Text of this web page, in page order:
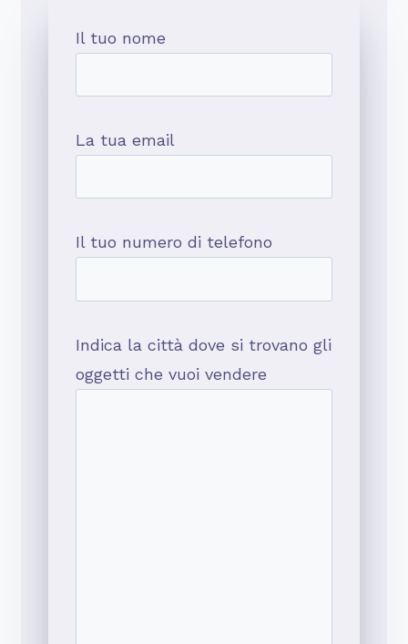
Il tuo nome
La tua email
Il tuo numero di telefono
Indica la città dove si trovano gli
oggetti che vuoi vendere